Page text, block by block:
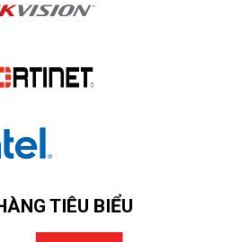
TIÊU BIỂU